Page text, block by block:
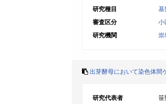
研究種目
基
審査区分
小
研究機関
崇
出芽酵母において染色体間
研究代表者
笹